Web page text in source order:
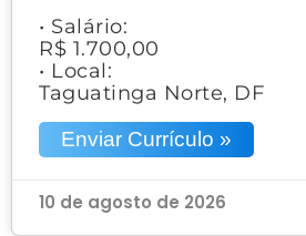
• Salário:
R$ 1.700,00
• Local:
Taguatinga Norte, DF
Enviar Currículo »
10 de agosto de 2026